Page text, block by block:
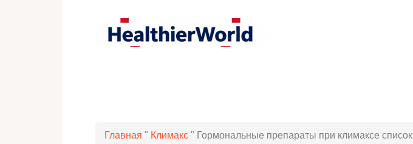
Главная " Климакс " Гормональные препараты при климаксе список